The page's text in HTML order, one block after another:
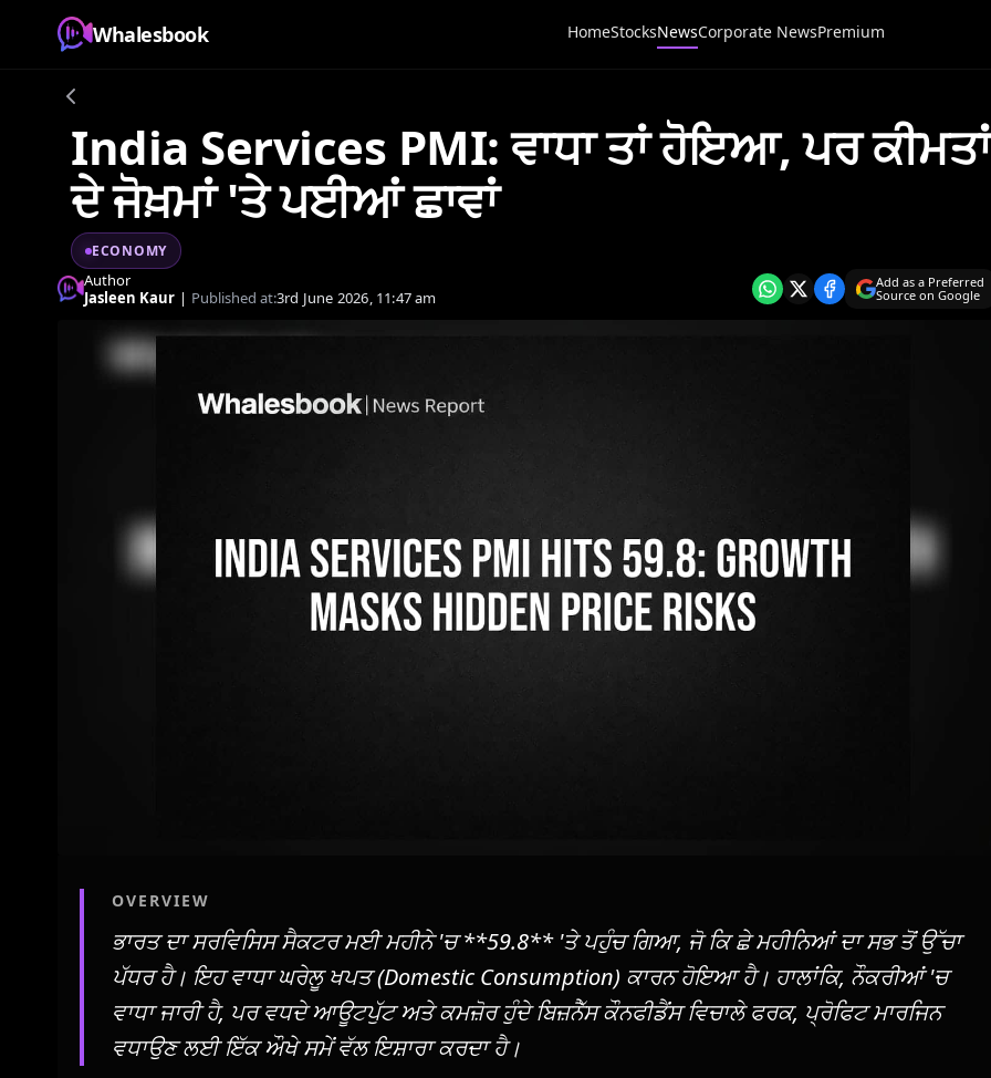
Whalesbook HomeStocksNewsCorporate NewsPremium
India Services PMI: ਵਾਧਾ ਤਾਂ ਹੋਇਆ, ਪਰ ਕੀਮਤਾਂ
ਦੇ ਜੋਖ਼ਮਾਂ 'ਤੇ ਪਈਆਂ ਛਾਵਾਂ
ECONOMY
Author
Jasleen Kaur | Published at:3rd June 2026, 11:47 am
Add as a Preferred
Source on Google
OVERVIEW
ਭਾਰਤ ਦਾ ਸਰਵਿਸਿਸ ਸੈਕਟਰ ਮਈ ਮਹੀਨੇ 'ਚ **59.8** 'ਤੇ ਪਹੁੰਚ ਗਿਆ, ਜੋ ਕਿ ਛੇ ਮਹੀਨਿਆਂ ਦਾ ਸਭ ਤੋਂ ਉੱਚਾ
ਪੱਧਰ ਹੈ। ਇਹ ਵਾਧਾ ਘਰੇਲੂ ਖਪਤ (Domestic Consumption) ਕਾਰਨ ਹੋਇਆ ਹੈ। ਹਾਲਾਂਕਿ, ਨੌਕਰੀਆਂ 'ਚ
ਵਾਧਾ ਜਾਰੀ ਹੈ, ਪਰ ਵਧਦੇ ਆਊਟਪੁੱਟ ਅਤੇ ਕਮਜ਼ੋਰ ਹੁੰਦੇ ਬਿਜ਼ਨੈੱਸ ਕੌਨਫੀਡੈਂਸ ਵਿਚਾਲੇ ਫਰਕ, ਪ੍ਰੋਫਿਟ ਮਾਰਜਿਨ
ਵਧਾਉਣ ਲਈ ਇੱਕ ਔਖੇ ਸਮੇਂ ਵੱਲ ਇਸ਼ਾਰਾ ਕਰਦਾ ਹੈ।